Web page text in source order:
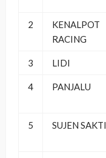
2
KENALPOT
RACING
3 LIDI
4 PANJALU
5 SUJEN SAKTI